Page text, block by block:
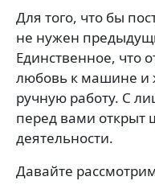
Для того, что бы
не нужен
Единственное, что
любовь к машине и
ручную работу. С
перед вами открыт
деятельности.
Давайте